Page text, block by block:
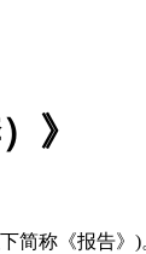
》
称《报告